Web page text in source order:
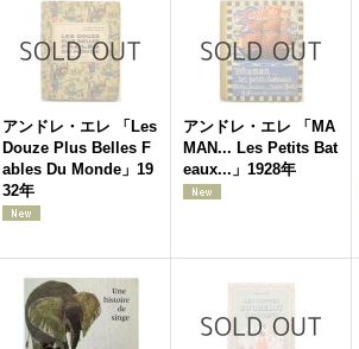
アンドレ・エレ 「Les
Douze Plus Belles F
ables Du Monde」19
32年
アンドレ・エレ 「MA
MAN... Les Petits Bat
eaux...」1928年